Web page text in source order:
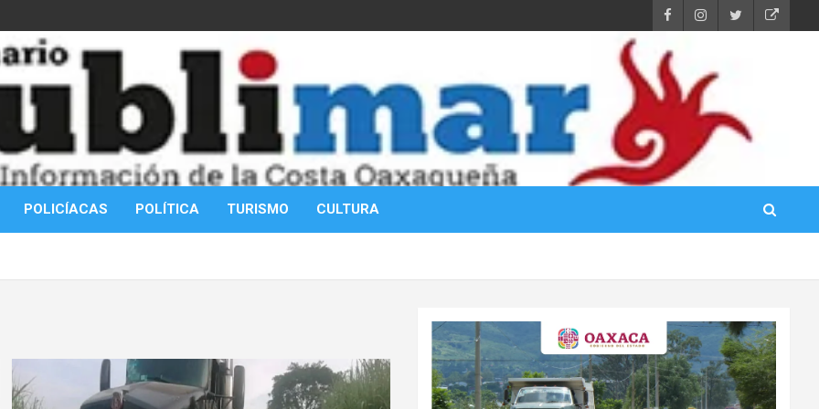
POLICÍACAS POLÍTICA TURISMO CULTURA